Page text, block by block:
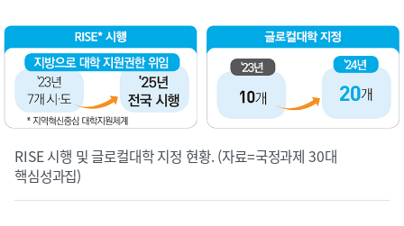
RISE 시행 및 글로컬대학 지정 현황. (자료=국정과제 30대
핵심성과집)